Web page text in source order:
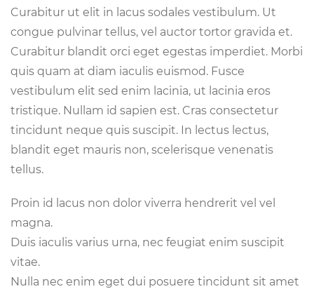
Curabitur ut elit in lacus sodales vestibulum. Ut
congue pulvinar tellus, vel auctor tortor gravida et.
Curabitur blandit orci eget egestas imperdiet. Morbi
quis quam at diam iaculis euismod. Fusce
vestibulum elit sed enim lacinia, ut lacinia eros
tristique. Nullam id sapien est. Cras consectetur
tincidunt neque quis suscipit. In lectus lectus,
blandit eget mauris non, scelerisque venenatis
tellus.
Proin id lacus non dolor viverra hendrerit vel vel
magna.
Duis iaculis varius urna, nec feugiat enim suscipit
vitae.
Nulla nec enim eget dui posuere tincidunt sit amet